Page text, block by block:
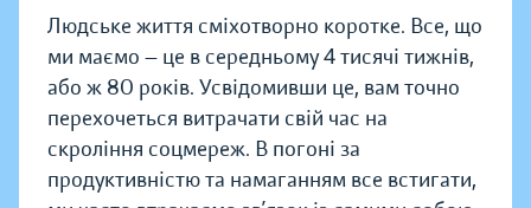
Людське життя сміхотворно коротке. Все, що
ми маємо — це в середньому 4 тисячі тижнів,
або ж 80 років. Усвідомивши це, вам точно
перехочеться витрачати свій час на
скроління соцмереж. В погоні за
продуктивністю та намаганням все встигати,